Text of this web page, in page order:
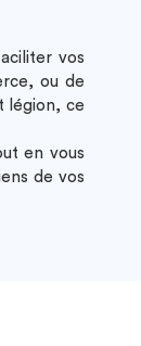
vos
ou de
légion, ce
en vous
de vos